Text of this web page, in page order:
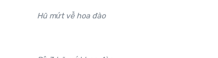
Hũ mứt vễ hoa đào